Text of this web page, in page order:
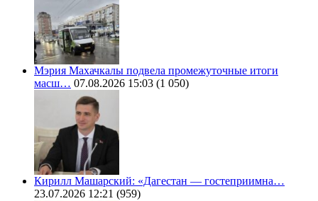
Мэрия Махачкалы подвела промежуточные итоги
масш… 07.08.2026 15:03 (1 050)
Кирилл Машарский: «Дагестан — гостеприимна…
23.07.2026 12:21 (959)